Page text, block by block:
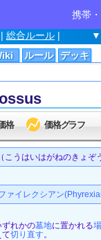
携帯
ルール デッキ
| 総合ルール |
格 価格グラフ
（こうはいはがねのきょぞ
ァイレクシアン
ずれかの墓地に置かれる
て切り直す。